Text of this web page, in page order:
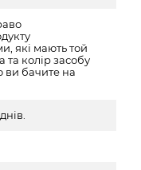
які мають той
та колір засобу
ви бачите на